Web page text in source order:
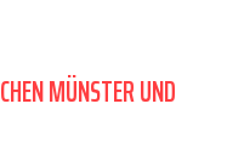
MÜNSTER UND